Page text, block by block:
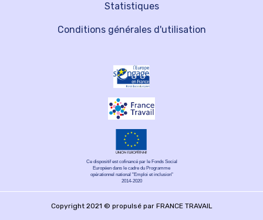
Statistiques
Conditions générales d'utilisation
Ce dispositif est cofinancé par le Fonds Social
Européen dans le cadre du Programme
opérationnel national "Emploi et inclusion"
2014-2020
Copyright 2021 © propulsé par FRANCE TRAVAIL